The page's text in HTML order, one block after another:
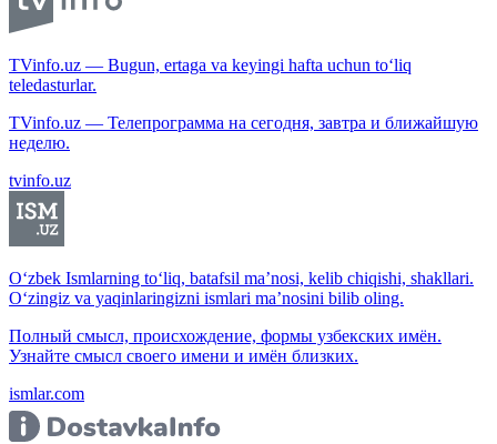
TVinfo.uz — Bugun, ertaga va keyingi hafta uchun to‘liq
teledasturlar.
TVinfo.uz — Телепрограмма на сегодня, завтра и ближайшую
неделю.
tvinfo.uz
O‘zbek Ismlarning to‘liq, batafsil ma’nosi, kelib chiqishi, shakllari.
O‘zingiz va yaqinlaringizni ismlari ma’nosini bilib oling.
Полный смысл, происхождение, формы узбекских имён.
Узнайте смысл своего имени и имён близких.
ismlar.com